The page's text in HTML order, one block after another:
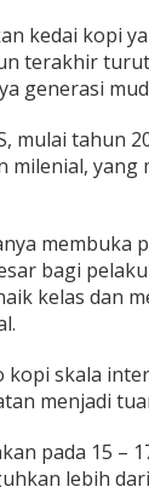
kedai kopi
terakhir
generasi
mulai tahun
milenial,
membuka
bagi
kelas dan
kopi skala
menjadi
pada 15 –
lebih